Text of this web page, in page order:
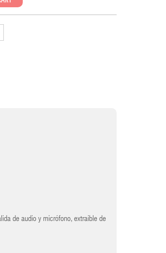
de audio y micrófono, extraible de